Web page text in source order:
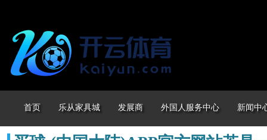
首页 乐从家具城 发展商 外国人服务中心 新闻中